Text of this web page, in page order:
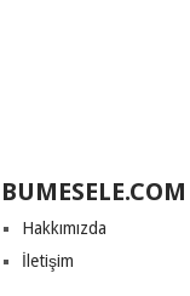
BUMESELE.COM
Hakkımızda
İletişim